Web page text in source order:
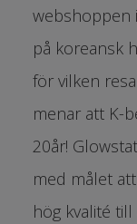
webshoppen
på koreansk
för vilken
menar att K-
20år!
med målet
hög kvalité